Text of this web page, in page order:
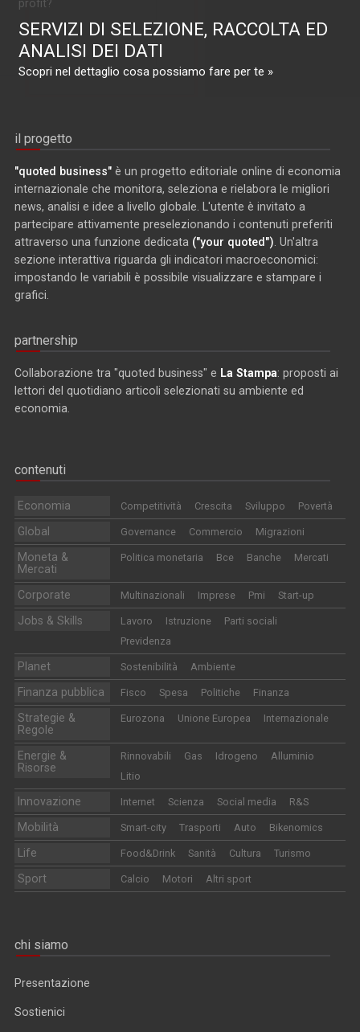
profit?
SERVIZI DI SELEZIONE, RACCOLTA ED
ANALISI DEI DATI
Scopri nel dettaglio cosa possiamo fare per te »
il progetto
"quoted business" è un progetto editoriale online di economia
internazionale che monitora, seleziona e rielabora le migliori
news, analisi e idee a livello globale. L'utente è invitato a
partecipare attivamente preselezionando i contenuti preferiti
attraverso una funzione dedicata ("your quoted") . Un'altra
sezione interattiva riguarda gli indicatori macroeconomici:
impostando le variabili è possibile visualizzare e stampare i
grafici.
partnership
Collaborazione tra "quoted business" e La Stampa: proposti ai
lettori del quotidiano articoli selezionati su ambiente ed
economia.
contenuti
Economia Competitività Crescita Sviluppo Povertà
Global Governance Commercio Migrazioni
Moneta &
Mercati
Politica monetaria Bce Banche Mercati
Corporate Multinazionali Imprese Pmi Start-up
Jobs & Skills Lavoro Istruzione
Parti sociali
Previdenza
Planet Sostenibilità Ambiente
Finanza pubblica Fisco Spesa Politiche Finanza
Strategie &
Regole
Eurozona Unione Europea Internazionale
Energie &
Risorse
Rinnovabili Gas Idrogeno
Alluminio
Litio
Innovazione Internet Scienza Social media R&S
Mobilità Smart-city Trasporti Auto Bikenomics
Life Food&Drink Sanità Cultura Turismo
Sport Calcio Motori Altri sport
chi siamo
Presentazione
Sostienici